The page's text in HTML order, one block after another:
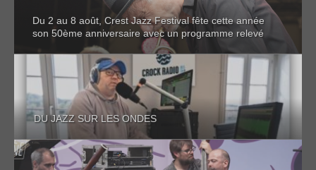
Du 2 au 8 août, Crest Jazz Festival fête cette année
son 50ème anniversaire avec un programme relevé
DU JAZZ SUR LES ONDES